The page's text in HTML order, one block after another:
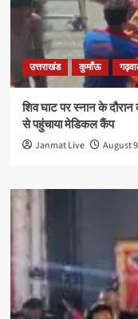
उत्तराखंड कुमाँऊ
शिव घाट पर स्नान के
से पहुंचाया मेडिकल कैंप
Janmat Live August